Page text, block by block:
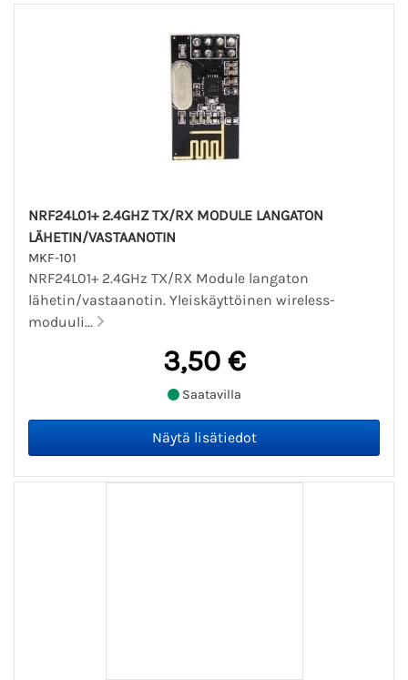
NRF24L01+ 2.4GHZ TX/RX MODULE LANGATON
LÄHETIN/VASTAANOTIN
MKF-101
NRF24L01+ 2.4GHz TX/RX Module langaton
lähetin/vastaanotin. Yleiskäyttöinen wireless-
moduuli...
3,50 €
Saatavilla